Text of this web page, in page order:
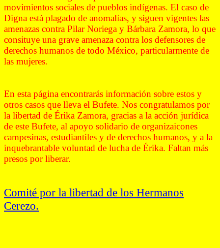
movimientos sociales de pueblos indígenas. El caso de
Digna está plagado de anomalías, y siguen vigentes las
amenazas contra Pilar Noriega y Bárbara Zamora, lo que
consituye una grave amenaza contra los defensores de
derechos humanos de todo México, particularmente de
las mujeres.
En esta página encontrarás información sobre estos y
otros casos que lleva el Bufete. Nos congratulamos por
la libertad de Érika Zamora, gracias a la acción jurídica
de este Bufete, al apoyo solidario de organizaicones
campesinas, estudiantiles y de derechos humanos, y a la
inquebrantable voluntad de lucha de Érika. Faltan más
presos por liberar.
Comité por la libertad de los Hermanos
Cerezo.